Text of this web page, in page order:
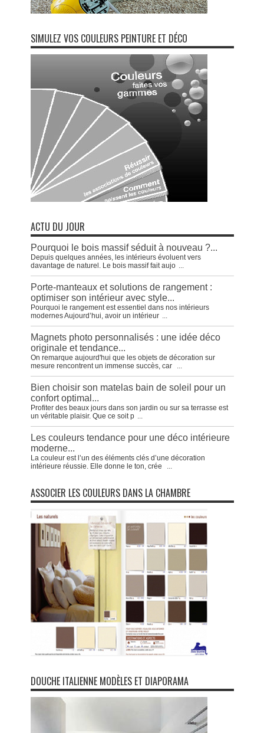
SIMULEZ VOS COULEURS PEINTURE ET DÉCO
ACTU DU JOUR
Pourquoi le bois massif séduit à nouveau ?...
Depuis quelques années, les intérieurs évoluent vers
davantage de naturel. Le bois massif fait aujo ...
Porte-manteaux et solutions de rangement :
optimiser son intérieur avec style...
Pourquoi le rangement est essentiel dans nos intérieurs
modernes Aujourd’hui, avoir un intérieur ...
Magnets photo personnalisés : une idée déco
originale et tendance...
On remarque aujourd'hui que les objets de décoration sur
mesure rencontrent un immense succès, car
...
Bien choisir son matelas bain de soleil pour un
confort optimal...
Profiter des beaux jours dans son jardin ou sur sa terrasse est
un véritable plaisir. Que ce soit p ...
Les couleurs tendance pour une déco intérieure
moderne...
La couleur est l’un des éléments clés d’une décoration
intérieure réussie. Elle donne le ton, crée
...
ASSOCIER LES COULEURS DANS LA CHAMBRE
DOUCHE ITALIENNE MODÈLES ET DIAPORAMA